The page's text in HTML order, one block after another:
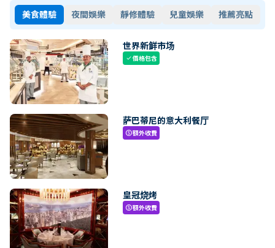
美食體驗 夜間娛樂 靜修體驗 兒童娛樂 推薦亮點
世界新鲜市场
check價格包含
萨巴蒂尼的意大利餐厅
paid額外收費
皇冠烧烤
paid額外收費